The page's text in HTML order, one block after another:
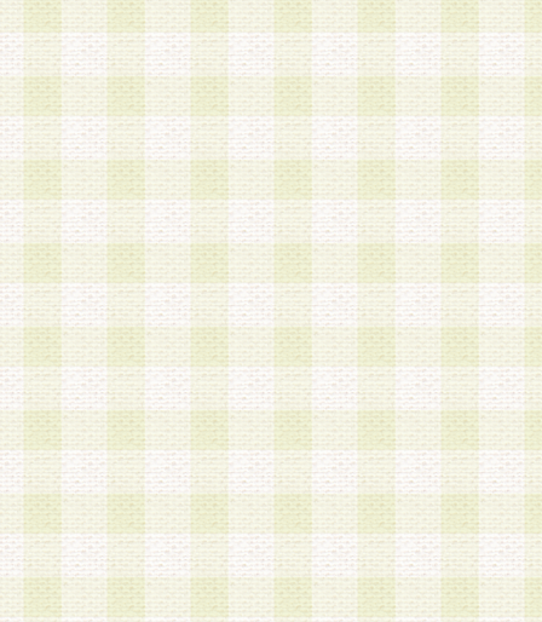
2.登録の際に当社が付与したログインIDおよびパ
の使用に関しては、全て会員本人がその責任を負
3.会員は、当社から付与されたログインIDおよび
貸与、名義変更、売買その他形態を問わず第三者
ならないものとします。
4.当社は、会員によるログインIDおよびパスワー
盗用など第三者の利用に伴う損害の発生について
き事由の有無、その他原因の如何を問わず、一切
のとします。
第5条 会員の登録情報
1.当社は、会員の登録情報に含まれる氏名・住所
アドレス等会員個人を識別できる情報を当社が別
シーポリシー
」に基づき適切に取り扱うものとし
は、当該個人情報を以下の各号に定める目的に利
す。なお、これら事項以外の目的で個人情報を利
かじめ会員の同意を得たうえで利用するものとし
a.本サービスの実施または運営
b.本サービスに係る謝礼、景品、調査サンプル品